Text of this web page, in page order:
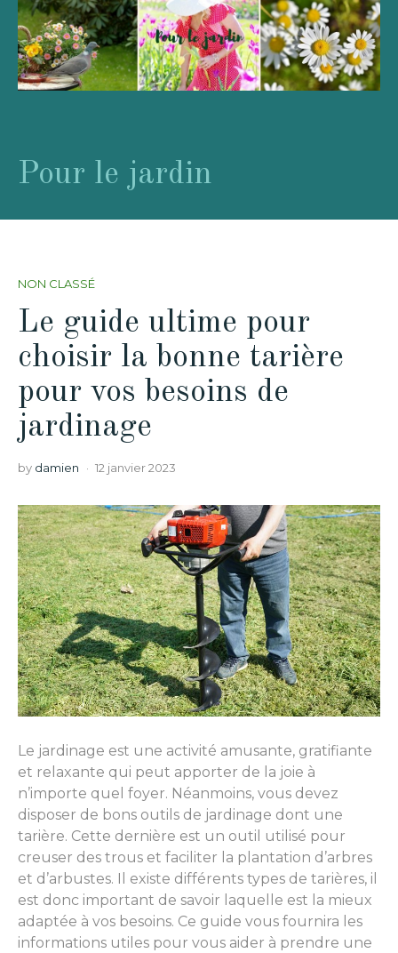
Pour le jardin
NON CLASSÉ
Le guide ultime pour
choisir la bonne tarière
pour vos besoins de
jardinage
by damien 12 janvier 2023
Le jardinage est une activité amusante, gratifiante
et relaxante qui peut apporter de la joie à
n’importe quel foyer. Néanmoins, vous devez
disposer de bons outils de jardinage dont une
tarière. Cette dernière est un outil utilisé pour
creuser des trous et faciliter la plantation d’arbres
et d’arbustes. Il existe différents types de tarières, il
est donc important de savoir laquelle est la mieux
adaptée à vos besoins. Ce guide vous fournira les
informations utiles pour vous aider à prendre une